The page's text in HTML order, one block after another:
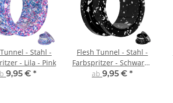
- Stahl -
- Lila - Pink
9,95 € *
Flesh Tunnel - Stahl -
Farbspritzer - Schwarz -
Weiß
ab 9,95 € *